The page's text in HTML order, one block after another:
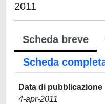
2011
Scheda breve
Scheda
Data di pubblicazione
4-apr-2011